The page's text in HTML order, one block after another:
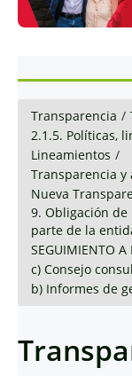
Transparencia /
2.1.5. Políticas,
Lineamientos /
Transparencia y
Nueva
9. Obligación
parte de la
SEGUIMIENTO A
c) Consejo
b) Informes de